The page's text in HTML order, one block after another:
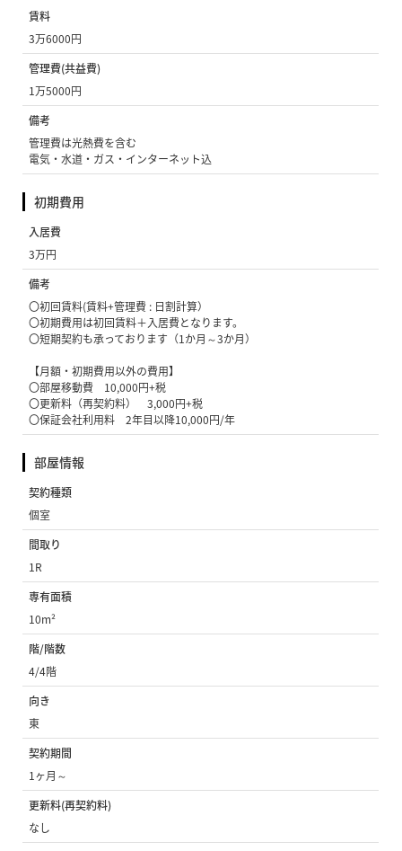
賃料
3万6000円
管理費(共益費)
1万5000円
備考
管理費は光熱費を含む
電気・水道・ガス・インターネット込
初期費用
入居費
3万円
備考
〇初回賃料(賃料+管理費 : 日割計算）
〇初期費用は初回賃料＋入居費となります。
〇短期契約も承っております（1か月～3か月）
【月額・初期費用以外の費用】
〇部屋移動費 10,000円+税
〇更新料（再契約料） 3,000円+税
〇保証会社利用料 2年目以降10,000円/年
部屋情報
契約種類
個室
間取り
1R
専有面積
10m²
階/階数
4/4階
向き
東
契約期間
1ヶ月～
更新料(再契約料)
なし